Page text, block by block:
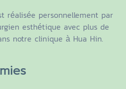
réalisée personnellement par
esthétique avec plus de
notre clinique à Hua Hin.